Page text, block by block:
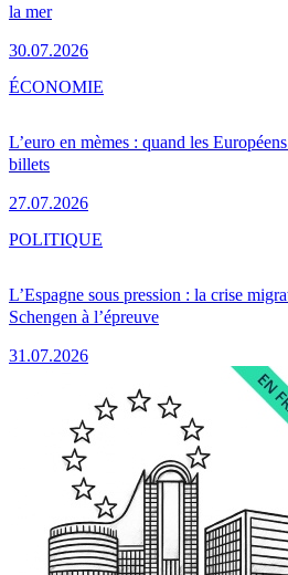
la mer
30.07.2026
L’euro en mèmes : quand les
billets
27.07.2026
ÉCONOMIE
L’Espagne sous pression : la crise
Schengen à l’épreuve
31.07.2026
POLITIQUE